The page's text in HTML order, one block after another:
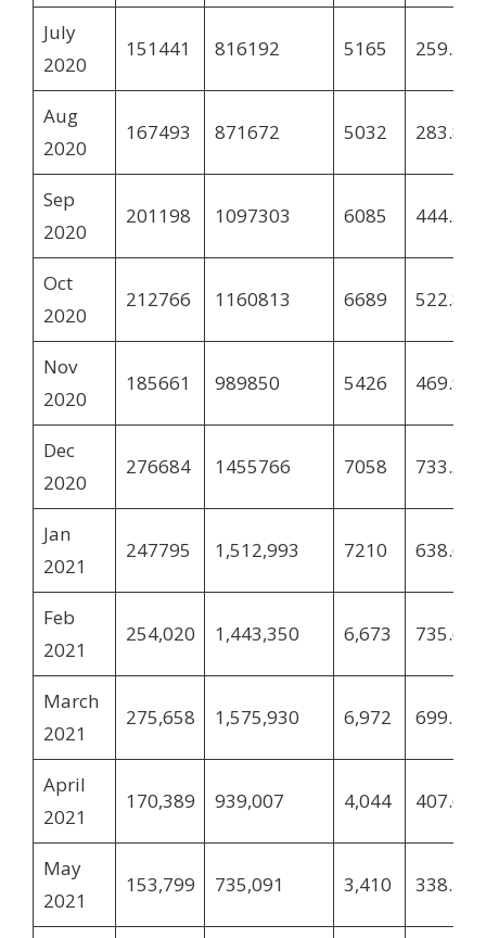
July
2020
151441 816192 5165 259.37
Aug
2020
167493 871672 5032 283.85
Sep
2020
201198 1097303 6085 444.36
Oct
2020
212766 1160813 6689 522.86
Nov
2020
185661 989850 5426 469.94
Dec
2020
276684 1455766 7058 733.5
Jan
2021
247795 1,512,993 7210 638.6
Feb
2021
254,020 1,443,350 6,673 735.60
March
2021
275,658 1,575,930 6,972 699.74
April
2021
170,389 939,007 4,044 407.65
May
2021
153,799 735,091 3,410 338.17